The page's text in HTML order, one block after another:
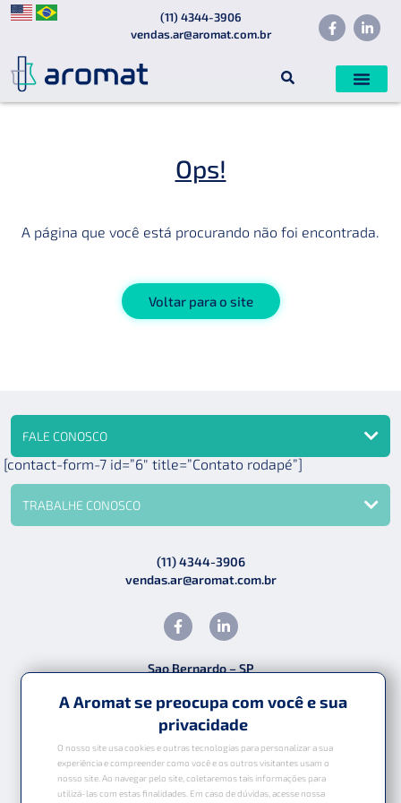
(11) 4344-3906
vendas.ar@aromat.com.br
Ops!
A página que você está procurando não foi encontrada.
Voltar para o site
FALE CONOSCO
[contact-form-7 id=”6″ title=”Contato rodapé”]
TRABALHE CONOSCO
(11) 4344-3906
vendas.ar@aromat.com.br
Sao Bernardo – SP
CEP: 09840-000
Política de Privacidade
A Aromat se preocupa com você e sua
privacidade
O nosso site usa cookies e outras tecnologias para personalizar a sua
experiência e compreender como você e os outros visitantes usam o
nosso site. Ao navegar pelo site, coletaremos tais informações para
utilizá-las com estas finalidades. Em caso de dúvidas, acesse nossa